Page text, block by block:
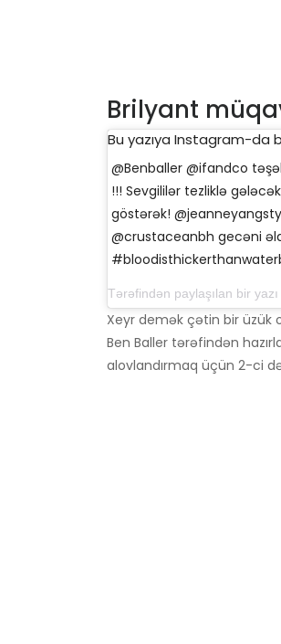
Brilyant
Bu yazıya Instagram-da
@Benballer @ifandco
!!! Sevgililər tezliklə
göstərək!
@crustaceanbh gecəni
Tərəfindən paylaşılan bir yazı
Xeyr demək çətin bir üzük
Ben Baller tərəfindən
alovlandırmaq üçün 2-ci